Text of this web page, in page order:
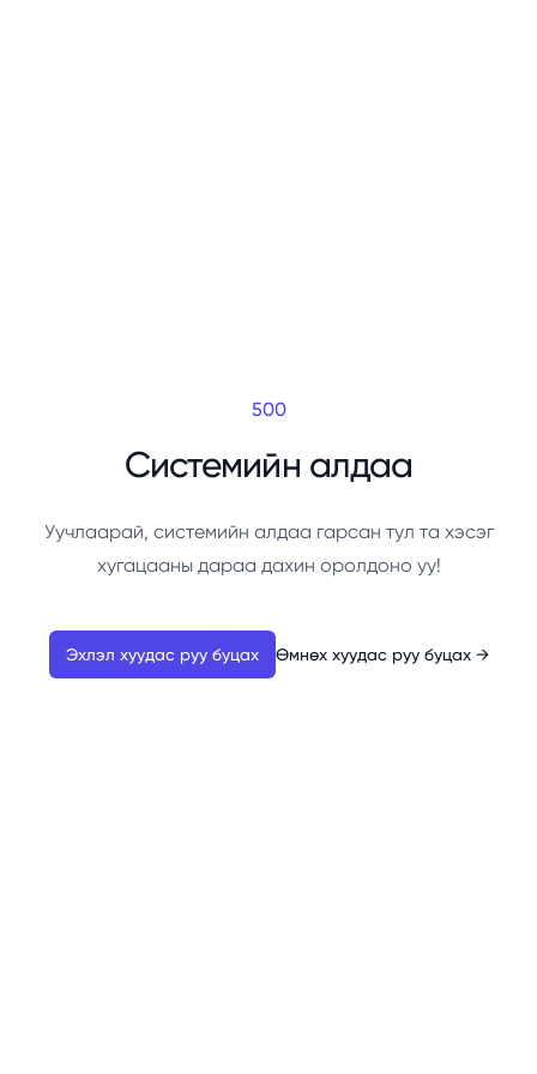
500
Системийн алдаа
Уучлаарай, системийн алдаа гарсан тул та хэсэг
хугацааны дараа дахин оролдоно уу!
Эхлэл хуудас руу буцах Өмнөх хуудас руу буцах →